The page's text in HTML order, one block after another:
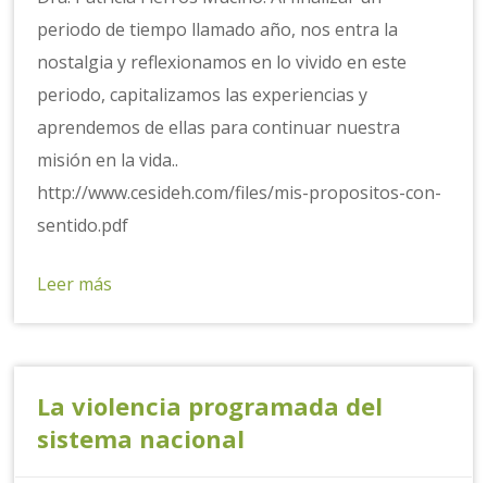
periodo de tiempo llamado año, nos entra la
nostalgia y reflexionamos en lo vivido en este
periodo, capitalizamos las experiencias y
aprendemos de ellas para continuar nuestra
misión en la vida..
http://www.cesideh.com/files/mis-propositos-con-
sentido.pdf
Leer más
La violencia programada del
sistema nacional